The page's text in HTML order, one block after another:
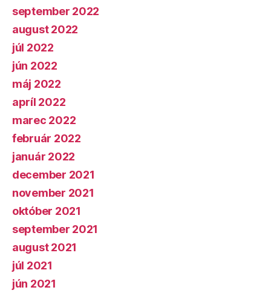
september 2022
august 2022
júl 2022
jún 2022
máj 2022
apríl 2022
marec 2022
február 2022
január 2022
december 2021
november 2021
október 2021
september 2021
august 2021
júl 2021
jún 2021